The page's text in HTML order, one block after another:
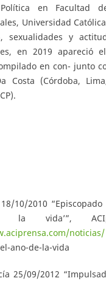
Política en Facultad
Universidad
sexualidades y
en 2019 apareció
en con- junto
Costa (Córdoba,
10/2010
vida’”,
noticias/
ano-de-la-vida
25/09/2012